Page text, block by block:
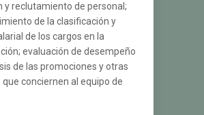
y reclutamiento de personal;
de la clasificación y
de los cargos en la
evaluación de desempeño
de las promociones y otras
que conciernen al equipo de